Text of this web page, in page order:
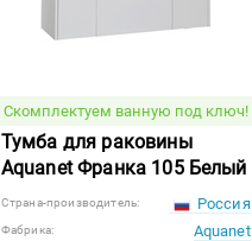
Скомплектуем ванную под ключ!
Тумба для раковины
Aquanet Франка 105 Белый
Страна-производитель: Россия
Фабрика: Aquanet